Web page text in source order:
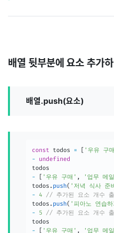
배열 뒷부분에 요소 추가하
배열.push(요소)
const todos = '우유 구
-
undefined
-
'우유 구매' , '업무 메
todos . push( '저녁 식사 준
-
4 // 추가된 요소 개수 출
todos . push( '피아노 연습
-
5
// 추가된 요소 개수 출
-
'우유 구매' , '업무 메